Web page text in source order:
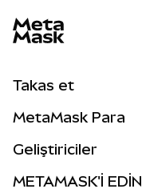
Takas et
Perps
RWA'lar
MetaMask Para
Geliştiriciler
METAMASK'İ EDİN